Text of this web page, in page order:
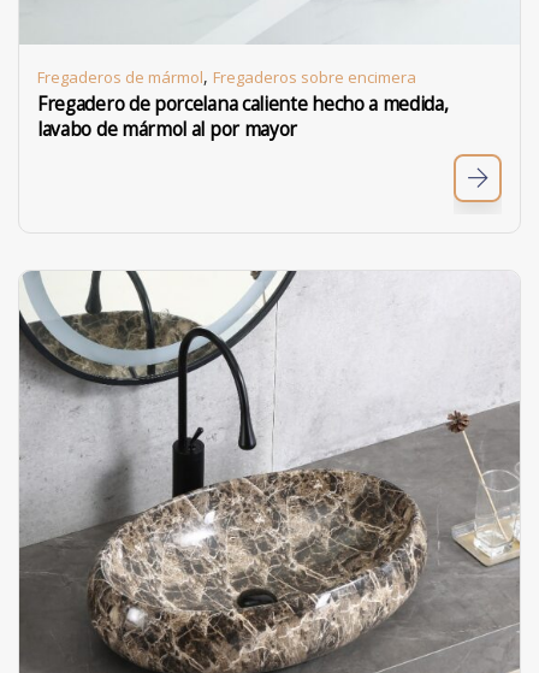
Fregaderos de mármol, Fregaderos sobre encimera
Fregadero de porcelana caliente hecho a medida,
lavabo de mármol al por mayor